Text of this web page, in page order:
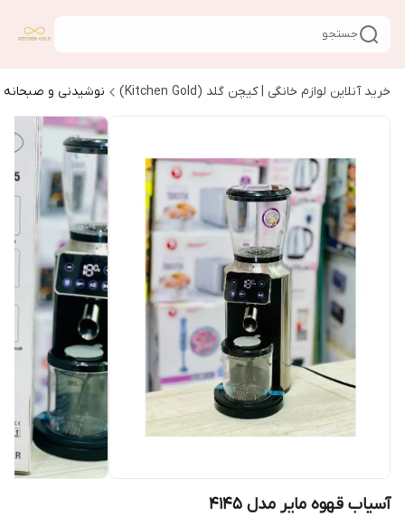
جستجو
خرید آنلاین لوازم خانگی | کیچن گلد (Kitchen Gold) نوشیدنی و صبحانه
آسیاب قهوه مایر مدل 4145